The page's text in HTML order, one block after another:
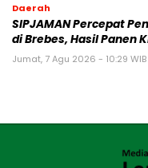
Daerah
SIPJAMAN Percepat
di Brebes, Hasil Panen
Jumat, 7 Agu 2026 - 10:29 WIB